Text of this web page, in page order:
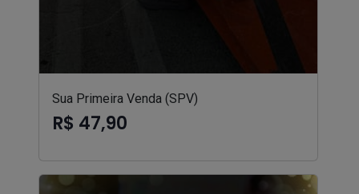
Sua Primeira Venda (SPV)
R$ 47,90